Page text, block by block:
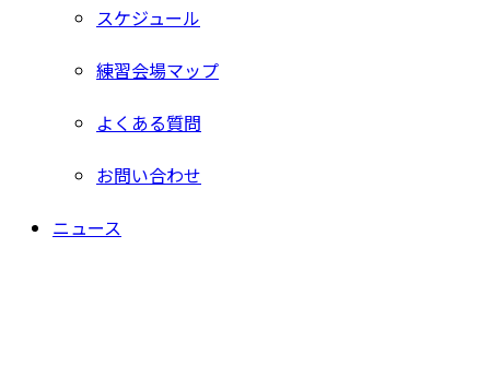
スケジュール
練習会場マップ
よくある質問
お問い合わせ
ニュース